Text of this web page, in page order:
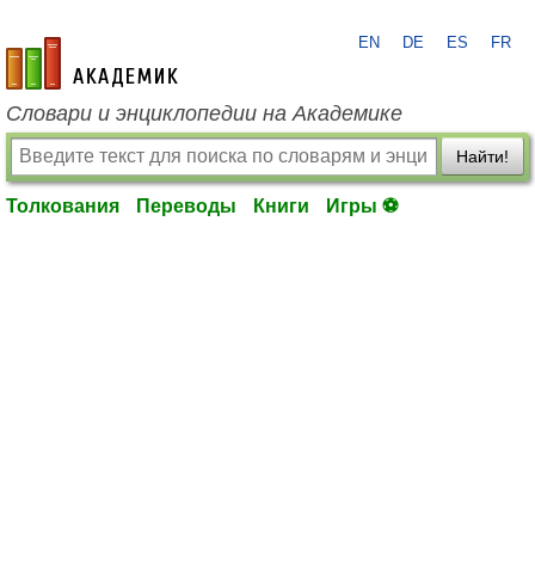
academic.ru
EN DE ES FR
Словари и энциклопедии на Академике
Найти!
Толкования Переводы Книги Игры ⚽